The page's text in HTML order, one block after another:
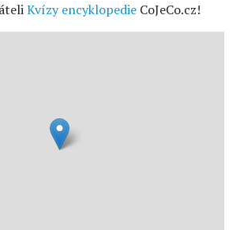
Kvízy encyklopedie CoJeCo.cz!